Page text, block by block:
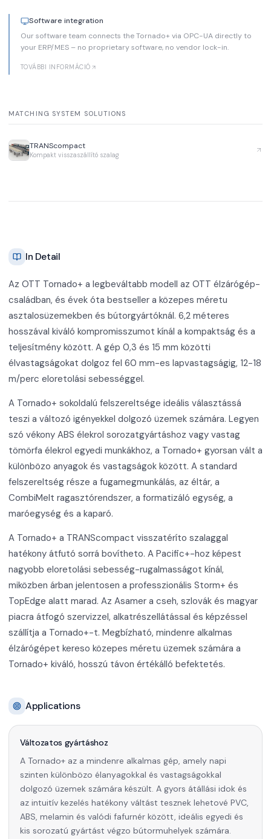
Software integration
Our software team connects the Tornado+ via OPC-UA directly to
your ERP/MES – no proprietary software, no vendor lock-in.
TOVÁBBI INFORMÁCIÓ
MATCHING SYSTEM SOLUTIONS
TRANScompact
Kompakt visszaszállító szalag
In Detail
Az OTT Tornado+ a legbeváltabb modell az OTT élzárógép-
családban, és évek óta bestseller a közepes méretu
asztalosüzemekben és bútorgyártóknál. 6,2 méteres
hosszával kiváló kompromisszumot kínál a kompaktság és a
teljesítmény között. A gép 0,3 és 15 mm közötti
élvastagságokat dolgoz fel 60 mm-es lapvastagságig, 12-18
m/perc eloretolási sebességgel.
A Tornado+ sokoldalú felszereltsége ideális választássá
teszi a változó igényekkel dolgozó üzemek számára. Legyen
szó vékony ABS élekrol sorozatgyártáshoz vagy vastag
tömörfa élekrol egyedi munkákhoz, a Tornado+ gyorsan vált a
különbözo anyagok és vastagságok között. A standard
felszereltség része a fugamegmunkálás, az éltár, a
CombiMelt ragasztórendszer, a formatizáló egység, a
maróegység és a kaparó.
A Tornado+ a TRANScompact visszatéríto szalaggal
hatékony átfutó sorrá bovítheto. A Pacific+-hoz képest
nagyobb eloretolási sebesség-rugalmasságot kínál,
miközben árban jelentosen a professzionális Storm+ és
TopEdge alatt marad. Az Asamer a cseh, szlovák és magyar
piacra átfogó szervizzel, alkatrészellátással és képzéssel
szállítja a Tornado+-t. Megbízható, mindenre alkalmas
élzárógépet kereso közepes méretu üzemek számára a
Tornado+ kiváló, hosszú távon értékálló befektetés.
Applications
Változatos gyártáshoz
A Tornado+ az a mindenre alkalmas gép, amely napi
szinten különbözo élanyagokkal és vastagságokkal
dolgozó üzemek számára készült. A gyors átállási idok és
az intuitív kezelés hatékony váltást tesznek lehetové PVC,
ABS, melamin és valódi fafurnér között, ideális egyedi és
kis sorozatú gyártást végzo bútormuhelyek számára.